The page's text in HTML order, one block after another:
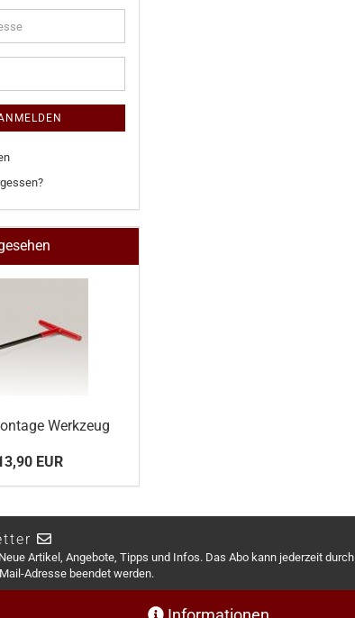
Werkzeug
EUR
Artikel, Angebote, Tipps und Infos. Das Abo kann jederzeit durch
Adresse beendet werden.